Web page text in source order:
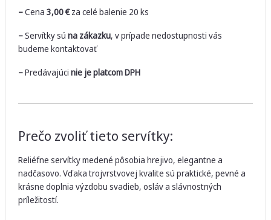
–Cena 3,00€za celé balenie 20 ks
–Servítky sú na zákazku, v prípade nedostupnosti vás
budeme kontaktovať
–Predávajúci nie je platcom DPH
Prečo zvoliť tieto servítky:
Reliéfne servítky medené pôsobia hrejivo, elegantne a
nadčasovo. Vďaka trojvrstvovej kvalite sú praktické, pevné a
krásne doplnia výzdobu svadieb, osláv a slávnostných
príležitostí.